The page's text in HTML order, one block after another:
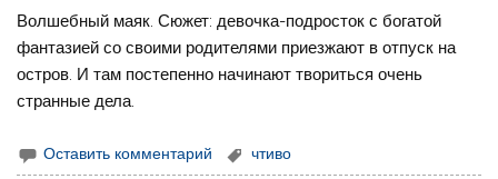
Волшебный маяк. Сюжет: девочка-подросток с богатой
фантазией со своими родителями приезжают в отпуск на
остров. И там постепенно начинают твориться очень
странные дела.
Оставить комментарий чтиво